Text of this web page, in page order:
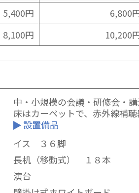
5,400円 6,800
8,100円 10,200
中・小規模の会議・研修会・
床はカーペットで、赤外線補聴
設置備品
イス ３６脚
長机（移動式） １８本
演台